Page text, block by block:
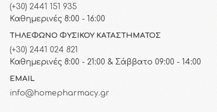
(+30) 2441 151 935
Καθημερινές 8:00 - 16:00
ΤΗΛΈΦΩΝΟ ΦΥΣΙΚΟΎ ΚΑΤΑΣΤΉΜΑΤΟΣ
(+30) 2441 024 821
Καθημερινές 8:00 - 21:00 & Σάββατο 09:00 - 14:00
EMAIL
info@homepharmacy.gr